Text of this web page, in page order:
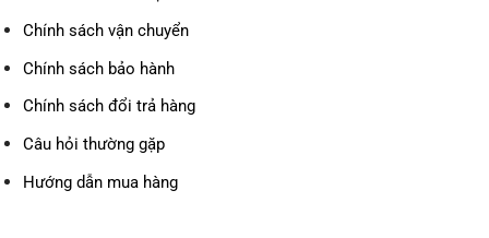
Chính sách vận chuyển
Chính sách bảo hành
Chính sách đổi trả hàng
Câu hỏi thường gặp
Hướng dẫn mua hàng